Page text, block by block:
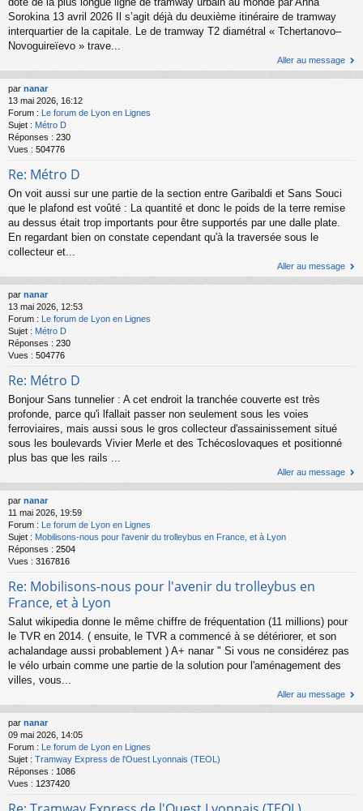
Sorokina 13 avril 2026 Il s’agit déjà du deuxième itinéraire de tramway
interquartier de la capitale. Le de tramway T2 diamétral « Tchertanovo–
Novoguireïevo » trave...
Aller au message
par nanar
13 mai 2026, 16:12
Forum :
Le forum de Lyon en Lignes
Sujet : Métro D
Réponses : 230
Vues : 504776
Re: Métro D
On voit aussi sur une partie de la section entre Garibaldi et Sans Souci
que le plafond est voûté : La quantité et donc le poids de la terre remise
au dessus était trop importants pour être supportés par une dalle plate.
En regardant bien on constate cependant qu'à la traversée sous le
collecteur et...
Aller au message
par nanar
13 mai 2026, 12:53
Forum : Le forum de Lyon en Lignes
Sujet : Métro D
Réponses : 230
Vues : 504776
Re: Métro D
Bonjour Sans tunnelier : A cet endroit la tranchée couverte est très
profonde, parce qu'i lfallait passer non seulement sous les voies
ferroviaires, mais aussi sous le gros collecteur d'assainissement situé
sous les boulevards Vivier Merle et des Tchécoslovaques et positionné
plus bas que les rails ...
Aller au message
par nanar
11 mai 2026, 19:59
Forum : Le forum de Lyon en Lignes
Sujet : Mobilisons-nous pour l'avenir du trolleybus en France, et à Lyon
Réponses : 2504
Vues : 3167816
Re: Mobilisons-nous pour l'avenir du trolleybus en
France, et à Lyon
Salut wikipedia donne le même chiffre de fréquentation (11 millions) pour
le TVR en 2014. ( ensuite, le TVR a commencé à se détériorer, et son
achalandage aussi probablement ) A+ nanar " Si vous ne considérez pas
le vélo urbain comme une partie de la solution pour l'aménagement des
villes, vous...
Aller au message
par nanar
09 mai 2026, 14:05
Forum : Le forum de Lyon en Lignes
Sujet : Tramway Express de l'Ouest Lyonnais (TEOL)
Réponses : 1086
Vues : 1237420